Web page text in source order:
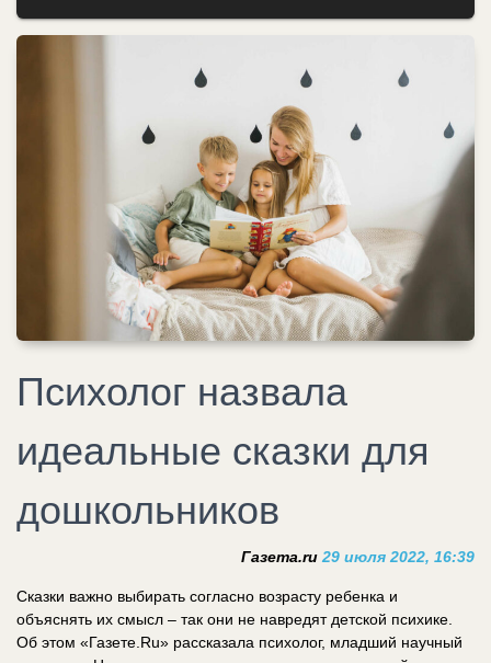
Психолог назвала
идеальные сказки для
дошкольников
Газета.ru 29 июля 2022, 16:39
Сказки важно выбирать согласно возрасту ребенка и
объяснять их смысл – так они не навредят детской психике.
Об этом «Газете.Ru» рассказала психолог, младший научный